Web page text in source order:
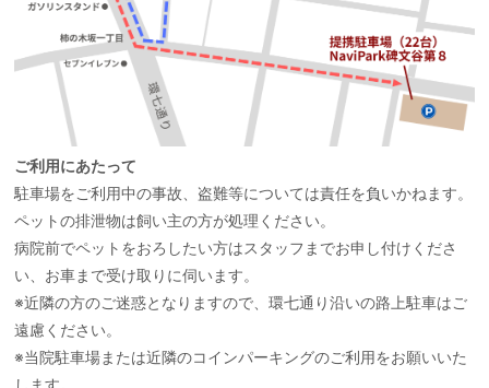
ご利用にあたって
駐車場をご利用中の事故、盗難等については責任を負いかねます。
ペットの排泄物は飼い主の方が処理ください。
病院前でペットをおろしたい方はスタッフまでお申し付けくださ
い、お車まで受け取りに伺います。
※近隣の方のご迷惑となりますので、環七通り沿いの路上駐車はご
遠慮ください。
※当院駐車場または近隣のコインパーキングのご利用をお願いいた
します。